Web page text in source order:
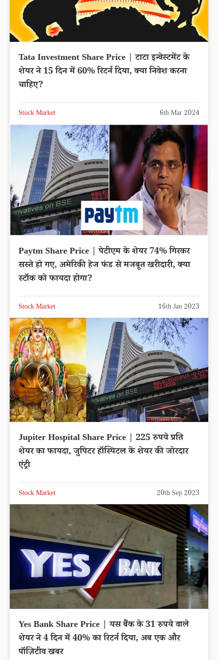
Tata Investment Share Price | टाटा इन्वेस्टमेंट के
शेयर ने 15 दिन में 60% रिटर्न दिया, क्या निवेश करना
चाहिए?
Stock Market 6th Mar 2024
Paytm Share Price | पेटीएम के शेयर 74% गिरकर
सस्ते हो गए, अमेरिकी हेज फंड से मजबूत खरीदारी, क्या
स्टॉक को फायदा होगा?
Stock Market 16th Jan 2023
Jupiter Hospital Share Price | 225 रुपये प्रति
शेयर का फायदा, जुपिटर हॉस्पिटल के शेयर की जोरदार
एंट्री
Stock Market 20th Sep 2023
Yes Bank Share Price | यस बैंक के 31 रुपये वाले
शेयर ने 4 दिन में 40% का रिटर्न दिया, अब एक और
पॉज़िटीव खबर